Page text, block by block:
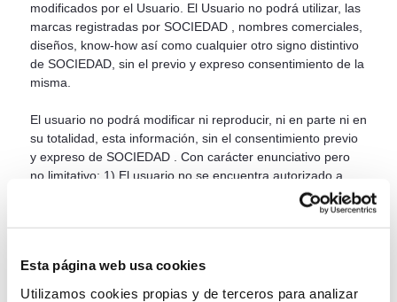
Esta página web usa cookies
Utilizamos cookies propias y de terceros para analizar
modificados por el Usuario. El Usuario no podrá utilizar, las
marcas registradas por SOCIEDAD , nombres comerciales,
diseños, know-how así como cualquier otro signo distintivo
de SOCIEDAD, sin el previo y expreso consentimiento de la
misma.
El usuario no podrá modificar ni reproducir, ni en parte ni en
su totalidad, esta información, sin el consentimiento previo
y expreso de SOCIEDAD . Con carácter enunciativo pero
no limitativo: 1) El usuario no se encuentra autorizado a
suprimir, eludir, manipular el "copyright" y demás datos
identificativos de los derechos de SOCIEDAD, así como
cualesquiera mecanismos de protección. 2) El usuario no
invertir las bases de datos en la que se almacena la
información de la Web. Toda la información del sitio Web